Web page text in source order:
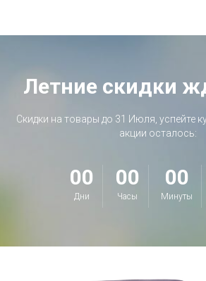
Летние скидки
Скидки на товары до 31 Июля, успейте
акции осталось:
00
Дни
00
Часы
00
Минуты